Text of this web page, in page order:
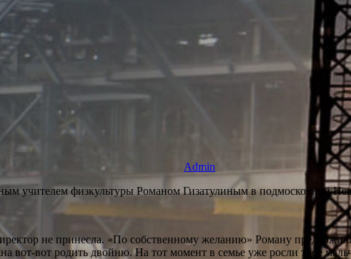
Admin
учителем физкультуры Романом Гизатулиным в подмосковной
не принесла. «По собственному желанию» Роману
вот-вот родить двойню. На тот момент в семье уже росли трое